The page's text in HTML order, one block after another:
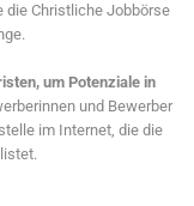
die Christliche Jobbörse
um Potenziale in
und Bewerber
im Internet, die die